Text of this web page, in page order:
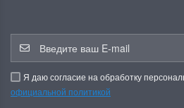
Я даю согласие на обработку
официальной политикой